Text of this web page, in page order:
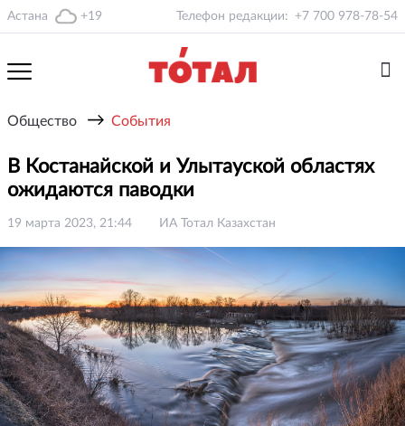
Астана +19 Телефон редакции: +7 700 978-78-54
Общество → События
В Костанайской и Улытауской областях
ожидаются паводки
19 марта 2023, 21:44 ИА Тотал Казахстан